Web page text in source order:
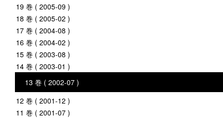
19 巻 ( 2005-09 )
18 巻 ( 2005-02 )
17 巻 ( 2004-08 )
16 巻 ( 2004-02 )
15 巻 ( 2003-08 )
14 巻 ( 2003-01 )
13 巻 ( 2002-07 )
12 巻 ( 2001-12 )
11 巻 ( 2001-07 )